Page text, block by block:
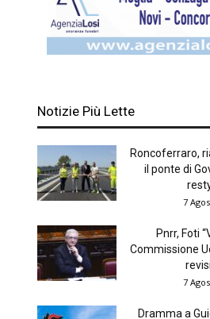
Notizie Più Lette
Roncoferraro,
il ponte di
7
Pnrr, Foti
Commissione
7
Dramma a